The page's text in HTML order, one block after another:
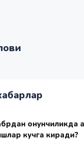
қонунчиликда
кучга киради?